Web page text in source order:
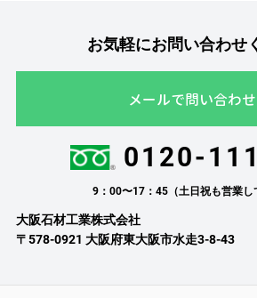
お気軽にお問い合わせ
メールで問い合わ
0120-
9：00〜17：45（土日祝も営業し
大阪石材工業株式会社
〒578-0921 大阪府東大阪市水走3-8-43